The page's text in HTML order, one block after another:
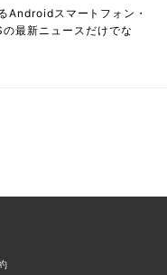
スマートフォン・
最新ニュースだけでな